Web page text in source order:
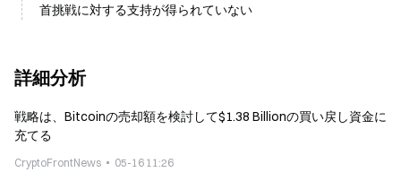
首挑戦に対する支持が得られていない
詳細分析
戦略は、Bitcoinの売却額を検討して$1.38 Billionの買い戻し資金に
充てる
CryptoFrontNews 05-16 11:26